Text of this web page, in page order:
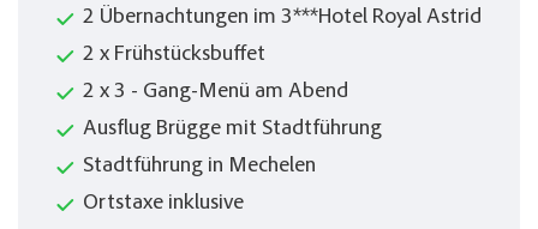
2 Übernachtungen im 3***Hotel Royal Astrid
2 x Frühstücksbuffet
2 x 3 - Gang-Menü am Abend
Ausflug Brügge mit Stadtführung
Stadtführung in Mechelen
Ortstaxe inklusive